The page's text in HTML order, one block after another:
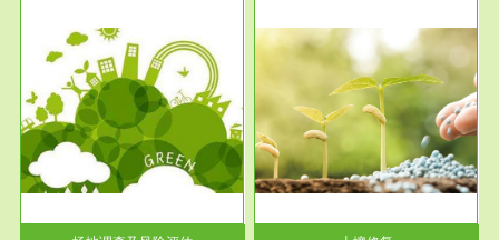
服务范围
土壤修复